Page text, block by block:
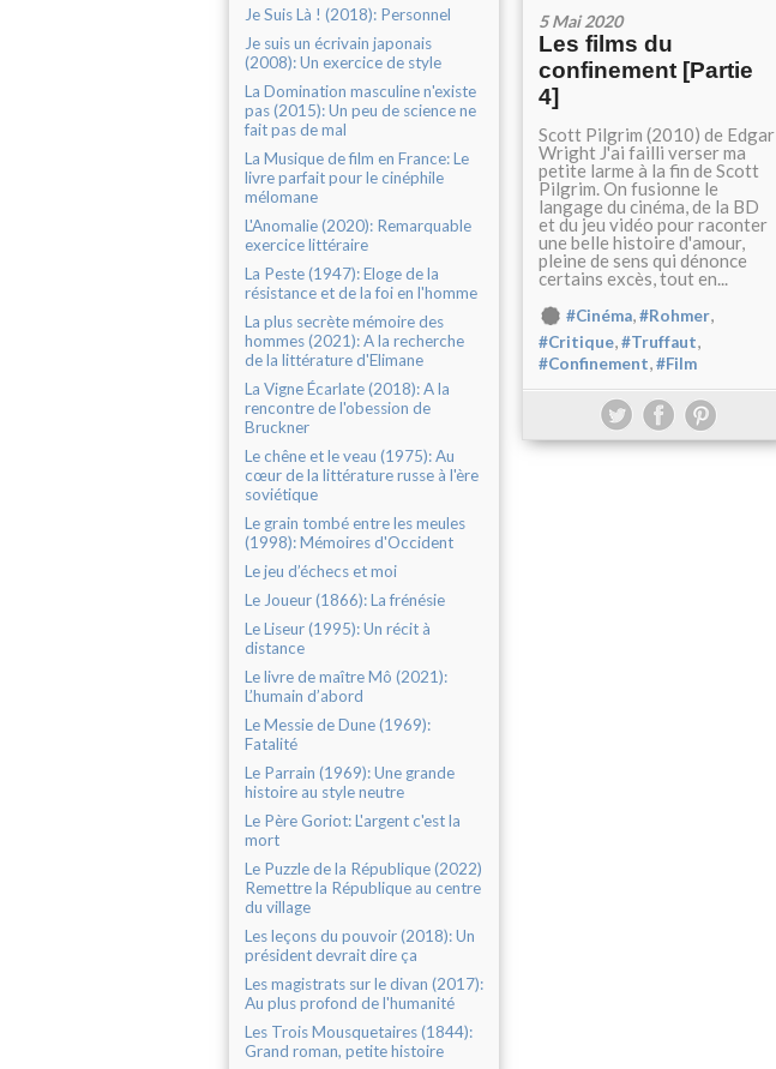
Je Suis Là ! (2018): Personnel
Je suis un écrivain japonais
(2008): Un exercice de style
La Domination masculine n'existe
pas (2015): Un peu de science ne
fait pas de mal
La Musique de film en France: Le
livre parfait pour le cinéphile
mélomane
L'Anomalie (2020): Remarquable
exercice littéraire
La Peste (1947): Eloge de la
résistance et de la foi en l'homme
La plus secrète mémoire des
hommes (2021): A la recherche
de la littérature d'Elimane
La Vigne Écarlate (2018): A la
rencontre de l'obession de
Bruckner
Le chêne et le veau (1975): Au
cœur de la littérature russe à l'ère
soviétique
Le grain tombé entre les meules
(1998): Mémoires d'Occident
Le jeu d’échecs et moi
Le Joueur (1866): La frénésie
Le Liseur (1995): Un récit à
distance
Le livre de maître Mô (2021):
L’humain d’abord
Le Messie de Dune (1969):
Fatalité
Le Parrain (1969): Une grande
histoire au style neutre
Le Père Goriot: L'argent c'est la
mort
Le Puzzle de la République (2022)
Remettre la République au centre
du village
Les leçons du pouvoir (2018): Un
président devrait dire ça
Les magistrats sur le divan (2017):
Au plus profond de l'humanité
Les Trois Mousquetaires (1844):
Grand roman, petite histoire
5 Mai 2020
Les films du
confinement [Partie
4]
Scott Pilgrim (2010) de Edgar
Wright J'ai failli verser ma
petite larme à la fin de Scott
Pilgrim. On fusionne le
langage du cinéma, de la BD
et du jeu vidéo pour raconter
une belle histoire d'amour,
pleine de sens qui dénonce
certains excès, tout en...
#Cinéma,#Rohmer,
#Critique,#Truffaut,
#Confinement,#Film